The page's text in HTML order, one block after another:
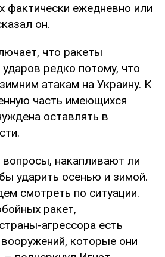
фактически ежедневно или
он.
что ракеты
редко потому, что
атакам на Украину. К
часть имеющихся
оставлять в
вопросы, накапливают ли
ударить осенью и зимой.
смотреть по ситуации.
ракет,
агрессора есть
которые они